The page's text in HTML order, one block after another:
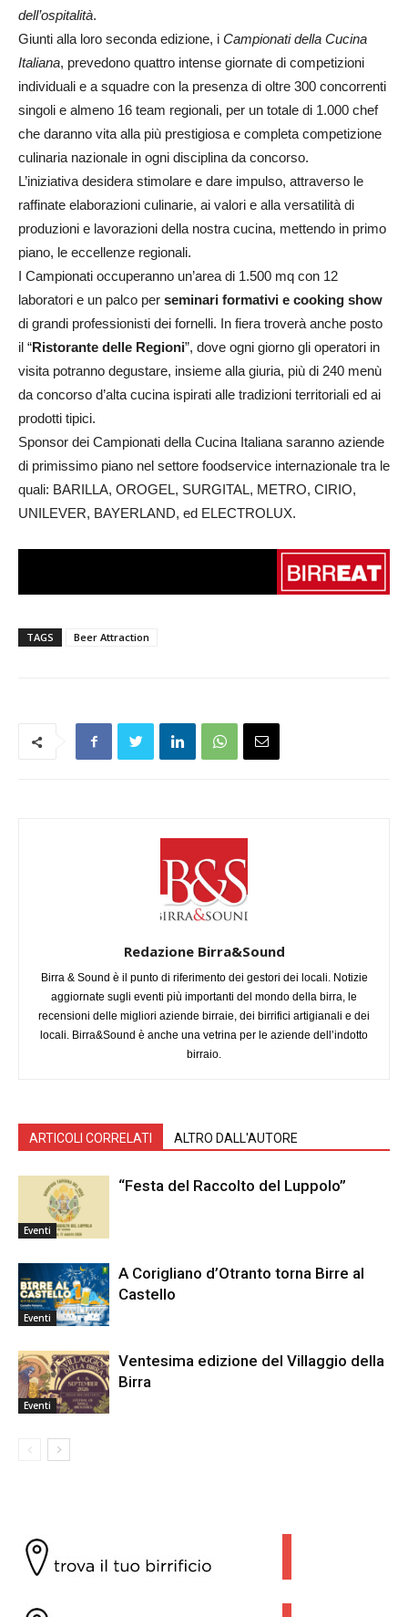
dell’ospitalità.
Giunti alla loro seconda edizione, i Campionati della Cucina
Italiana, prevedono quattro intense giornate di competizioni
individuali e a squadre con la presenza di oltre 300 concorrenti
singoli e almeno 16 team regionali, per un totale di 1.000 chef
che daranno vita alla più prestigiosa e completa competizione
culinaria nazionale in ogni disciplina da concorso.
L’iniziativa desidera stimolare e dare impulso, attraverso le
raffinate elaborazioni culinarie, ai valori e alla versatilità di
produzioni e lavorazioni della nostra cucina, mettendo in primo
piano, le eccellenze regionali.
I Campionati occuperanno un’area di 1.500 mq con 12
laboratori e un palco per seminari formativi e cooking show
di grandi professionisti dei fornelli. In fiera troverà anche posto
il “Ristorante delle Regioni”, dove ogni giorno gli operatori in
visita potranno degustare, insieme alla giuria, più di 240 menù
da concorso d’alta cucina ispirati alle tradizioni territoriali ed ai
prodotti tipici.
Sponsor dei Campionati della Cucina Italiana saranno aziende
di primissimo piano nel settore foodservice internazionale tra le
quali: BARILLA, OROGEL, SURGITAL, METRO, CIRIO,
UNILEVER, BAYERLAND, ed ELECTROLUX.
TAGS Beer Attraction
Redazione Birra&Sound
Birra & Sound è il punto di riferimento dei gestori dei locali. Notizie
aggiornate sugli eventi più importanti del mondo della birra, le
recensioni delle migliori aziende birraie, dei birrifici artigianali e dei
locali. Birra&Sound è anche una vetrina per le aziende dell’indotto
birraio.
ARTICOLI CORRELATI ALTRO DALL'AUTORE
Eventi
“Festa del Raccolto del Luppolo”
Eventi
A Corigliano d’Otranto torna Birre al
Castello
Eventi
Ventesima edizione del Villaggio della
Birra